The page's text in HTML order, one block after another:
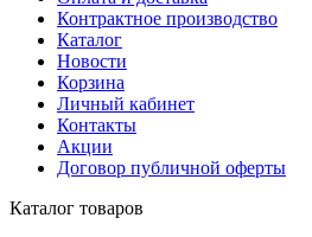
Контрактное производство
Каталог
Новости
Корзина
Личный кабинет
Контакты
Акции
Договор публичной оферты
Каталог товаров